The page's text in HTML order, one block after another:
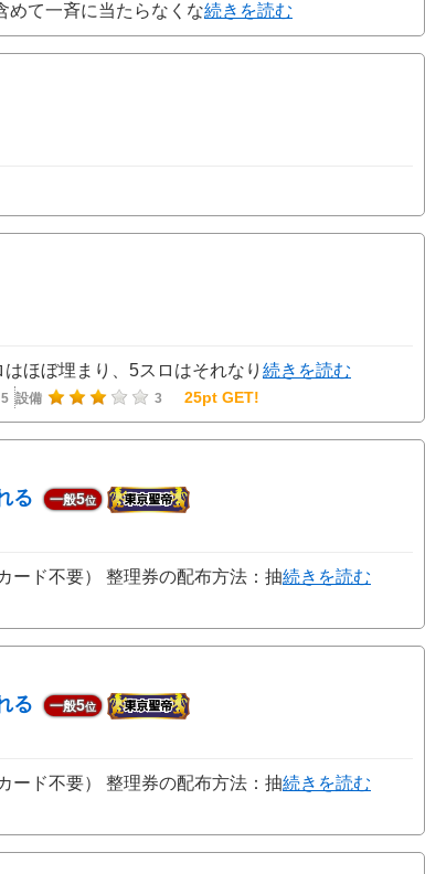
めて一斉に当たらなくな続きを読む
ほぼ埋まり、5スロはそれなり 続きを読む
5 設備 3 25pt GET!
る 一般5位
ード不要） 整理券の配布方法：抽続きを読む
る 一般5位
ード不要） 整理券の配布方法：抽続きを読む